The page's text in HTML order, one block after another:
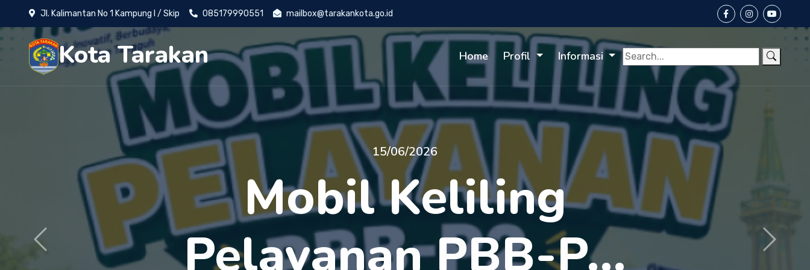
Jl. Kalimantan No 1 Kampung I / Skip 085179990551 mailbox@tarakankota.go.id
Kota Tarakan Home Profil Informasi
24/07/2025
Wali Kota Tarakan